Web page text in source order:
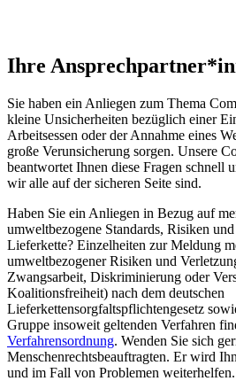
Ihre
Sie haben ein Anliegen zum Thema
kleine Unsicherheiten bezüglich einer
Arbeitsessen oder der Annahme eines
große Verunsicherung sorgen. Unsere
beantwortet Ihnen diese Fragen schnell
wir alle auf der sicheren Seite sind.
Haben Sie ein Anliegen in Bezug auf
umweltbezogene Standards, Risiken
Lieferkette? Einzelheiten zur Meldung
umweltbezogener Risiken und
Zwangsarbeit, Diskriminierung oder
Koalitionsfreiheit) nach dem deutschen
Lieferkettensorgfaltspflichtengesetz
Gruppe insoweit geltenden Verfahren
Verfahrensordnung. Wenden Sie sich
Menschenrechtsbeauftragten. Er wird
und im Fall von Problemen weiterhelfen.